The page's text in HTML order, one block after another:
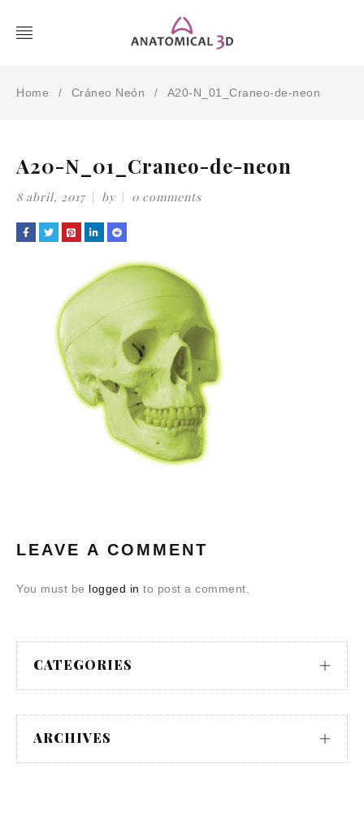
Home / Cráneo Neón / A20-N_01_Craneo-de-neon
A20-N_01_Craneo-de-neon
8 abril, 2017 by 0 comments
LEAVE A COMMENT
You must be logged in to post a comment.
CATEGORIES
ARCHIVES